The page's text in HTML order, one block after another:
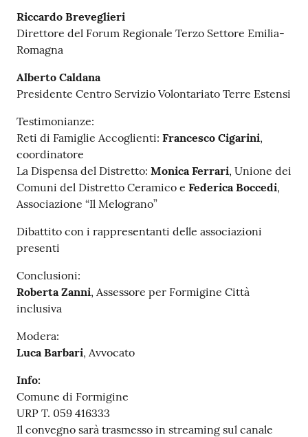
Riccardo Breveglieri
Direttore del Forum Regionale Terzo Settore Emilia-
Romagna
Alberto Caldana
Presidente Centro Servizio Volontariato Terre Estensi
Testimonianze:
Reti di Famiglie Accoglienti: Francesco Cigarini,
coordinatore
La Dispensa del Distretto: Monica Ferrari, Unione dei
Comuni del Distretto Ceramico e Federica Boccedi,
Associazione “Il Melograno”
Dibattito con i rappresentanti delle associazioni
presenti
Conclusioni:
Roberta Zanni, Assessore per Formigine Città
inclusiva
Modera:
Luca Barbari, Avvocato
Info:
Comune di Formigine
URP T. 059 416333
Il convegno sarà trasmesso in streaming sul canale